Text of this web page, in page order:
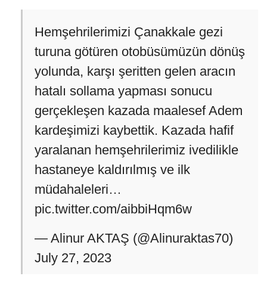
Hemşehrilerimizi Çanakkale gezi
turuna götüren otobüsümüzün dönüş
yolunda, karşı şeritten gelen aracın
hatalı sollama yapması sonucu
gerçekleşen kazada maalesef Adem
kardeşimizi kaybettik. Kazada hafif
yaralanan hemşehrilerimiz ivedilikle
hastaneye kaldırılmış ve ilk
müdahaleleri…
pic.twitter.com/aibbiHqm6w
— Alinur AKTAŞ (@Alinuraktas70)
July 27, 2023